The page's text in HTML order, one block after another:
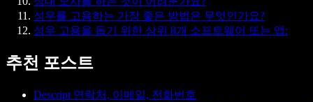
성우를 고용하는 가장 좋은 방법은 무엇인가요?
성우 고용을 돕기 위한 상위 8개 소프트웨어 또는 앱:
추천 포스트
Descript 연락처, 이메일, 전화번호